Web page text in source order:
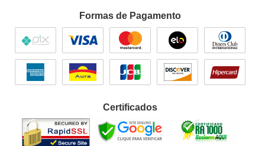
Formas de Pagamento
Certificados